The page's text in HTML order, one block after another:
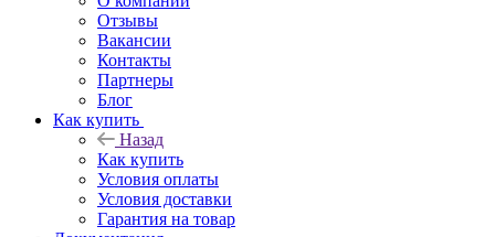
Отзывы
Вакансии
Контакты
Партнеры
Блог
Как купить
Назад
Как купить
Условия оплаты
Условия доставки
Гарантия на товар